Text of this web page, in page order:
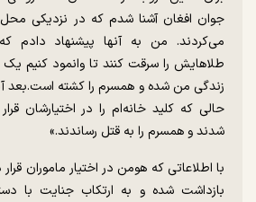
جوان افغان آشنا شدم که در نزدیکی
می‌کردند. من به آنها پیشنهاد دادم
طلاهایش را سرقت کنند تا وانمود کنیم
زندگی من شده و همسرم را کشته است.بعد
حالی که کلید خانه‌ام را در اختیارشان
شدند و همسرم را به قتل رساندند.»
با اطلاعاتی که هومن در اختیار ماموران
بازداشت شده و به ارتکاب جنایت با